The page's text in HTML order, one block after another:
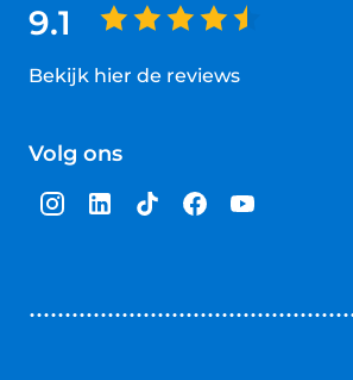
9.1
Bekijk hier de reviews
van
sterren
Volg ons